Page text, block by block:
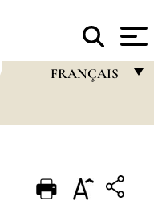
FRANÇAIS
PORTUGUÊS